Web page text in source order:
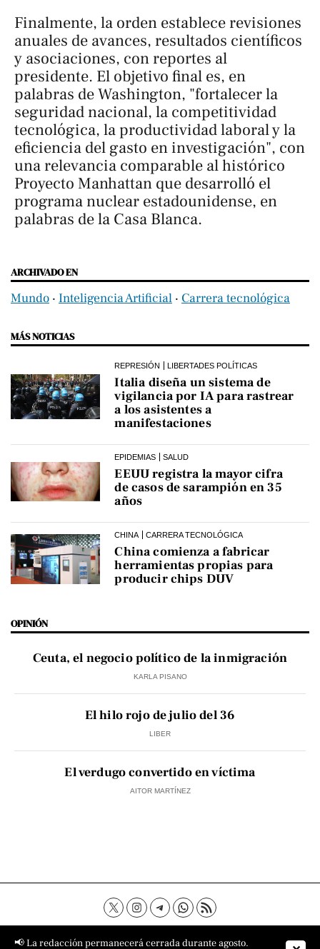
Finalmente, la orden establece revisiones
anuales de avances, resultados científicos
y asociaciones, con reportes al
presidente. El objetivo final es, en
palabras de Washington, "fortalecer la
seguridad nacional, la competitividad
tecnológica, la productividad laboral y la
eficiencia del gasto en investigación", con
una relevancia comparable al histórico
Proyecto Manhattan que desarrolló el
programa nuclear estadounidense, en
palabras de la Casa Blanca.
ARCHIVADO EN
Mundo ‧ Inteligencia Artificial ‧ Carrera tecnológica
MÁS NOTICIAS
REPRESIÓN LIBERTADES POLÍTICAS
Italia diseña un sistema de
vigilancia por IA para rastrear
a los asistentes a
manifestaciones
EPIDEMIAS SALUD
EEUU registra la mayor cifra
de casos de sarampión en 35
años
CHINA CARRERA TECNOLÓGICA
China comienza a fabricar
herramientas propias para
producir chips DUV
OPINIÓN
Ceuta, el negocio político de la inmigración
KARLA PISANO
El hilo rojo de julio del 36
LIBER
El verdugo convertido en víctima
AITOR MARTÍNEZ
Contacto Aviso Legal
Política de privacidad
📢 La redacción permanecerá cerrada durante agosto.